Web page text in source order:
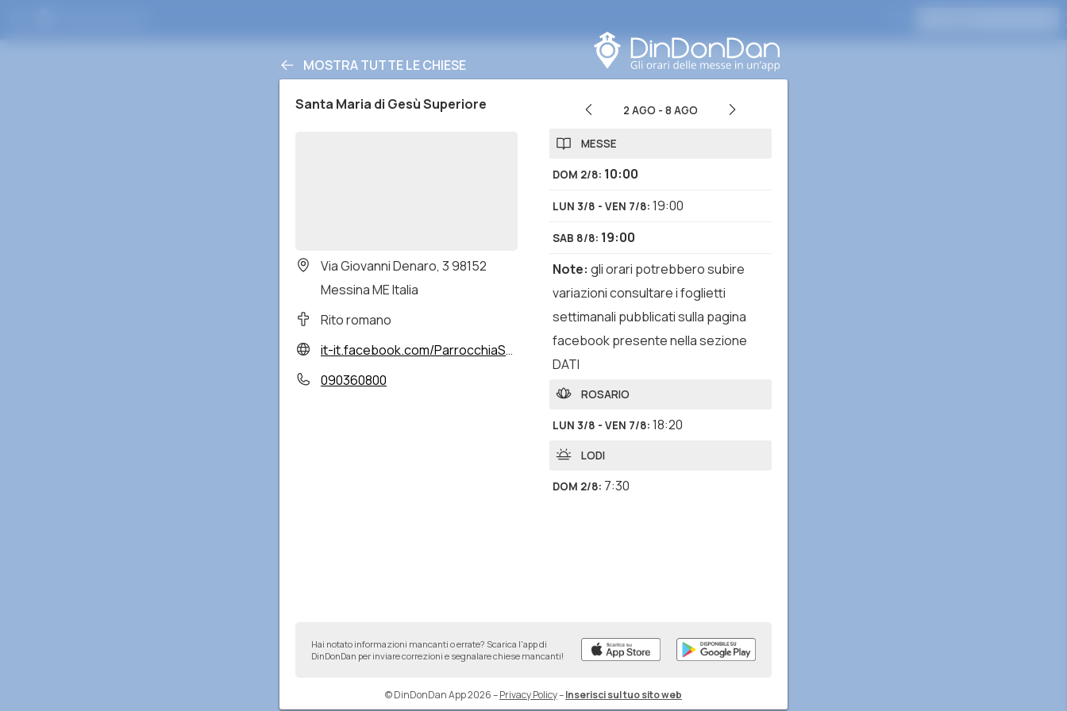
MOSTRA TUTTE LE CHIESE
Santa Maria di Gesù Superiore
Via Giovanni Denaro, 3 98152
Messina ME Italia
Rito romano
it-it.facebook.com/ParrocchiaSantaMariadiGesuRitiro/
090360800
2 AGO - 8 AGO
MESSE
DOM 2/8: 10:00
LUN 3/8 - VEN 7/8: 19:00
SAB 8/8: 19:00
Note: gli orari potrebbero subire
variazioni consultare i foglietti
settimanali pubblicati sulla pagina
facebook presente nella sezione
DATI
ROSARIO
LUN 3/8 - VEN 7/8: 18:20
LODI
DOM 2/8: 7:30
Hai notato informazioni mancanti o errate? Scarica l'app di
DinDonDan per inviare correzioni e segnalare chiese mancanti!
© DinDonDan App 2026–Privacy Policy–Inserisci sul tuo sito web